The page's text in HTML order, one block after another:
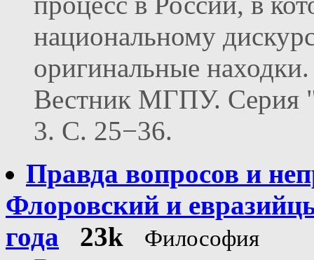
национальному
оригинальные
Вестник МГПУ. Серия
3. С. 25−36.
Правда вопросов и
Флоровский и
года
23k Философия